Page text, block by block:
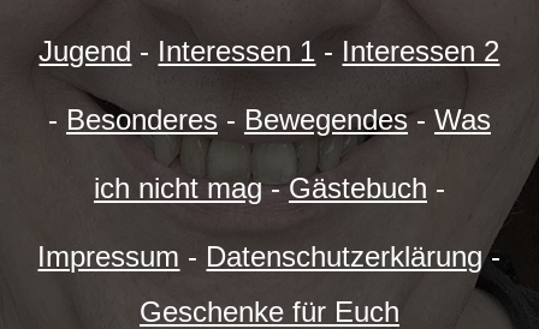
Jugend - Interessen 1 - Interessen 2
- Besonderes - Bewegendes- Was
ich nicht mag-Gästebuch -
Impressum - Datenschutzerklärung-
Geschenke für Euch